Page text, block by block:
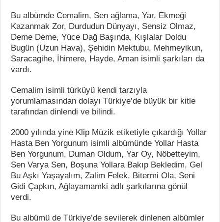
Bu albümde Cemalim, Sen ağlama, Yar, Ekmeği
Kazanmak Zor, Durdudun Dünyayı, Sensiz Olmaz,
Deme Deme, Yüce Dağ Başında, Kışlalar Doldu
Bugün (Uzun Hava), Şehidin Mektubu, Mehmeyikun,
Saracagihe, İhimere, Hayde, Aman isimli şarkıları da
vardı.
Cemalim isimli türküyü kendi tarzıyla
yorumlamasından dolayı Türkiye’de büyük bir kitle
tarafından dinlendi ve bilindi.
2000 yılında yine Klip Müzik etiketiyle çıkardığı Yollar
Hasta Ben Yorgunum isimli albümünde Yollar Hasta
Ben Yorgunum, Duman Oldum, Yar Oy, Nöbetteyim,
Sen Varya Sen, Boşuna Yollara Bakıp Bekledim, Gel
Bu Aşkı Yaşayalım, Zalim Felek, Bitermi Ola, Seni
Gidi Çapkın, Ağlayamamki adlı şarkılarına gönül
verdi.
Bu albümü de Türkiye’de sevilerek dinlenen albümler